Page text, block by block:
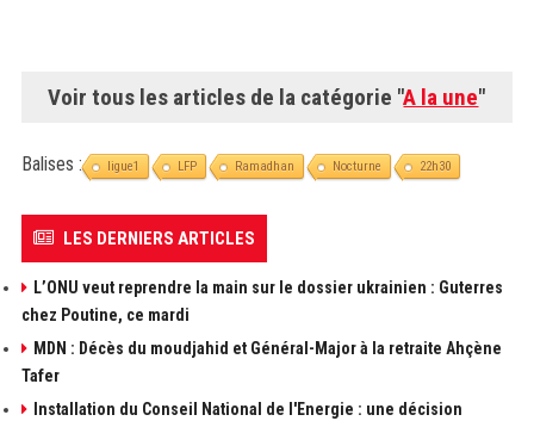
Voir tous les articles de la catégorie "A la une"
Balises : ligue1 LFP Ramadhan Nocturne 22h30
LES DERNIERS ARTICLES
L’ONU veut reprendre la main sur le dossier ukrainien : Guterres
chez Poutine, ce mardi
MDN : Décès du moudjahid et Général-Major à la retraite Ahçène
Tafer
Installation du Conseil National de l'Energie : une décision